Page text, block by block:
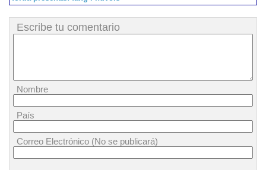
Escribe tu comentario
Nombre
País
Correo Electrónico (No se publicará)